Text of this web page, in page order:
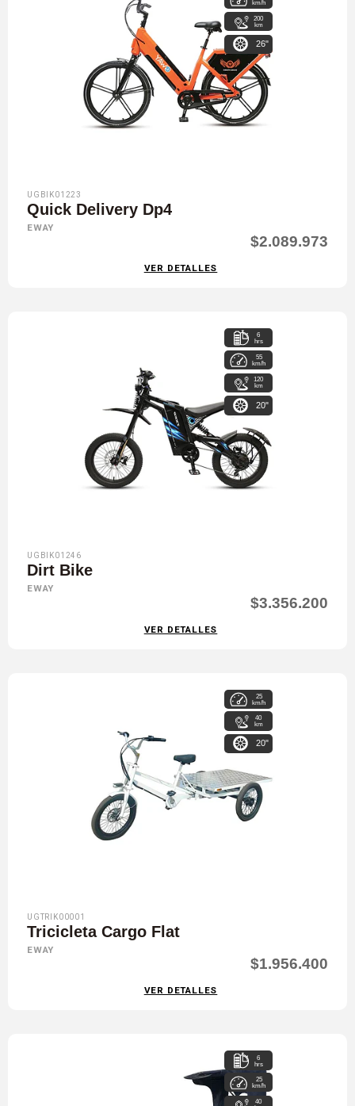
km/h
200
km
26"
UGBIK01223
Quick Delivery Dp4
EWAY
$2.089.973
VER DETALLES
6
hrs
55
km/h
120
km
20"
UGBIK01246
Dirt Bike
EWAY
$3.356.200
VER DETALLES
25
km/h
40
km
20"
UGTRIK00001
Tricicleta Cargo Flat
EWAY
$1.956.400
VER DETALLES
6
hrs
25
km/h
40